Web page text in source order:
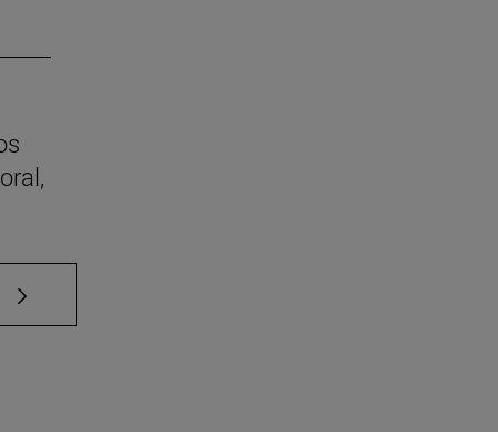
TAB para desplazarse.